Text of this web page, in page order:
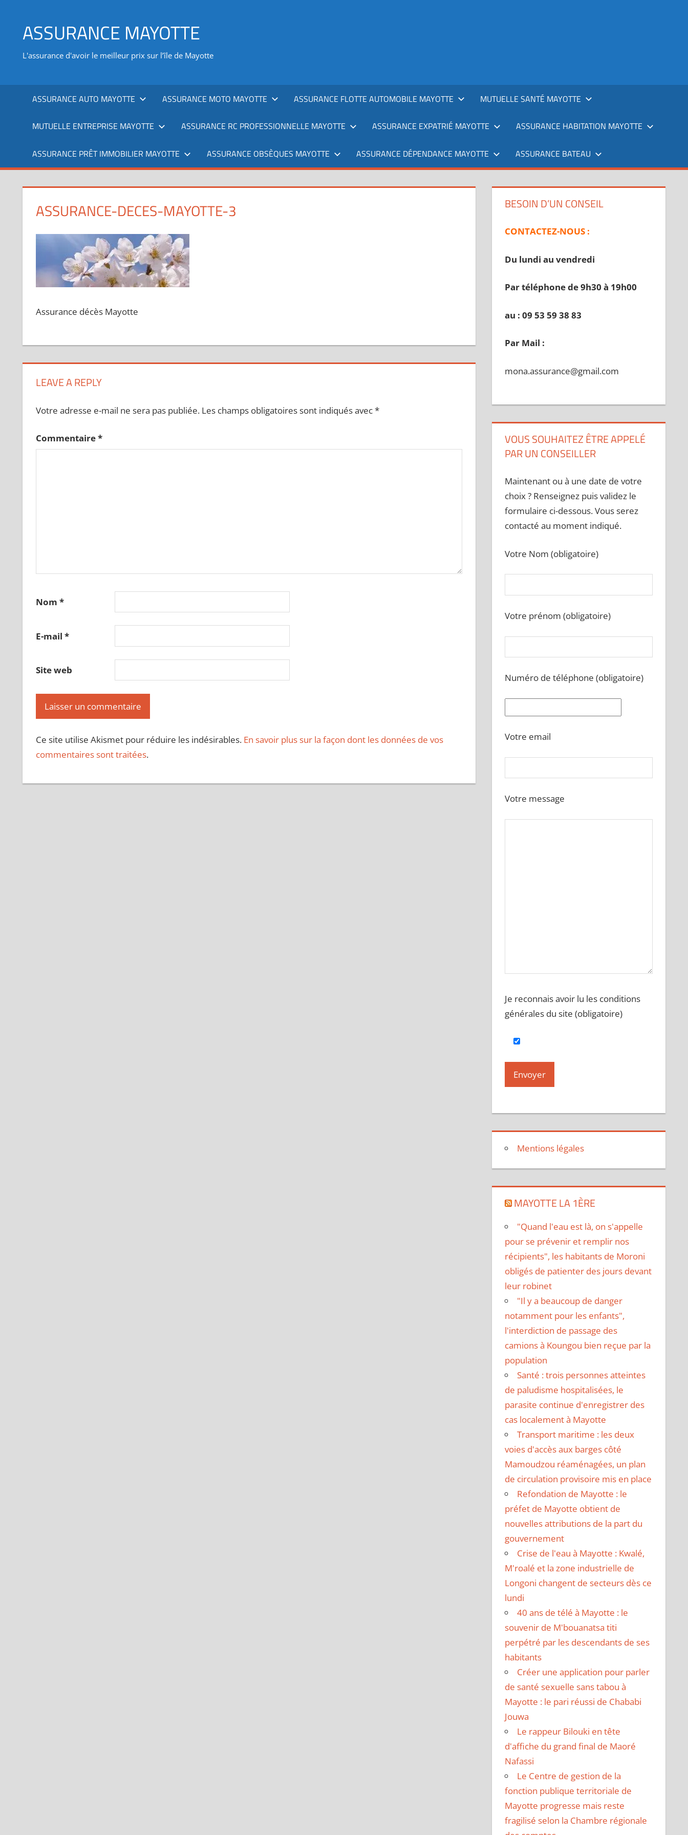
contenuASSURANCE MAYOTTE
L'assurance d'avoir le meilleur prix sur l’île de Mayotte
ASSURANCE AUTO MAYOTTE ASSURANCE MOTO MAYOTTE ASSURANCE FLOTTE AUTOMOBILE MAYOTTE MUTUELLE SANTÉ MAYOTTE
MUTUELLE ENTREPRISE MAYOTTE ASSURANCE RC PROFESSIONNELLE MAYOTTE ASSURANCE EXPATRIÉ MAYOTTE ASSURANCE HABITATION MAYOTTE
ASSURANCE PRÊT IMMOBILIER MAYOTTE ASSURANCE OBSÈQUES MAYOTTE ASSURANCE DÉPENDANCE MAYOTTE ASSURANCE BATEAU
ASSURANCE-DECES-MAYOTTE-3
Assurance décès Mayotte
LEAVE A REPLY
Votre adresse e-mail ne sera pas publiée. Les champs obligatoires sont indiqués avec*
Commentaire*
Nom *
E-mail *
Site web
Ce site utilise Akismet pour réduire les indésirables. En savoir plus sur la façon dont les données de vos
commentaires sont traitées.
BESOIN D’UN CONSEIL
CONTACTEZ-NOUS :
Du lundi au vendredi
Par téléphone de 9h30 à 19h00
au : 09 53 59 38 83
Par Mail :
mona.assurance@gmail.com
VOUS SOUHAITEZ ÊTRE APPELÉ
PAR UN CONSEILLER
Maintenant ou à une date de votre
choix ? Renseignez puis validez le
formulaire ci-dessous. Vous serez
contacté au moment indiqué.
Votre Nom (obligatoire)
Votre prénom (obligatoire)
Numéro de téléphone (obligatoire)
Votre email
Votre message
Je reconnais avoir lu les conditions
générales du site (obligatoire)
Mentions légales
MAYOTTE LA 1ÈRE
"Quand l'eau est là, on s'appelle
pour se prévenir et remplir nos
récipients", les habitants de Moroni
obligés de patienter des jours devant
leur robinet
"Il y a beaucoup de danger
notamment pour les enfants",
l'interdiction de passage des
camions à Koungou bien reçue par la
population
Santé : trois personnes atteintes
de paludisme hospitalisées, le
parasite continue d'enregistrer des
cas localement à Mayotte
Transport maritime : les deux
voies d'accès aux barges côté
Mamoudzou réaménagées, un plan
de circulation provisoire mis en place
Refondation de Mayotte : le
préfet de Mayotte obtient de
nouvelles attributions de la part du
gouvernement
Crise de l'eau à Mayotte : Kwalé,
M'roalé et la zone industrielle de
Longoni changent de secteurs dès ce
lundi
40 ans de télé à Mayotte : le
souvenir de M'bouanatsa titi
perpétré par les descendants de ses
habitants
Créer une application pour parler
de santé sexuelle sans tabou à
Mayotte : le pari réussi de Chababi
Jouwa
Le rappeur Bilouki en tête
d'affiche du grand final de Maoré
Nafassi
Le Centre de gestion de la
fonction publique territoriale de
Mayotte progresse mais reste
fragilisé selon la Chambre régionale